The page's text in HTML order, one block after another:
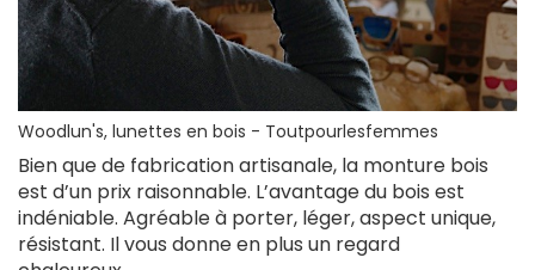
Woodlun's, lunettes en bois - Toutpourlesfemmes
Bien que de fabrication artisanale, la monture bois
est d’un prix raisonnable. L’avantage du bois est
indéniable. Agréable à porter, léger, aspect unique,
résistant. Il vous donne en plus un regard